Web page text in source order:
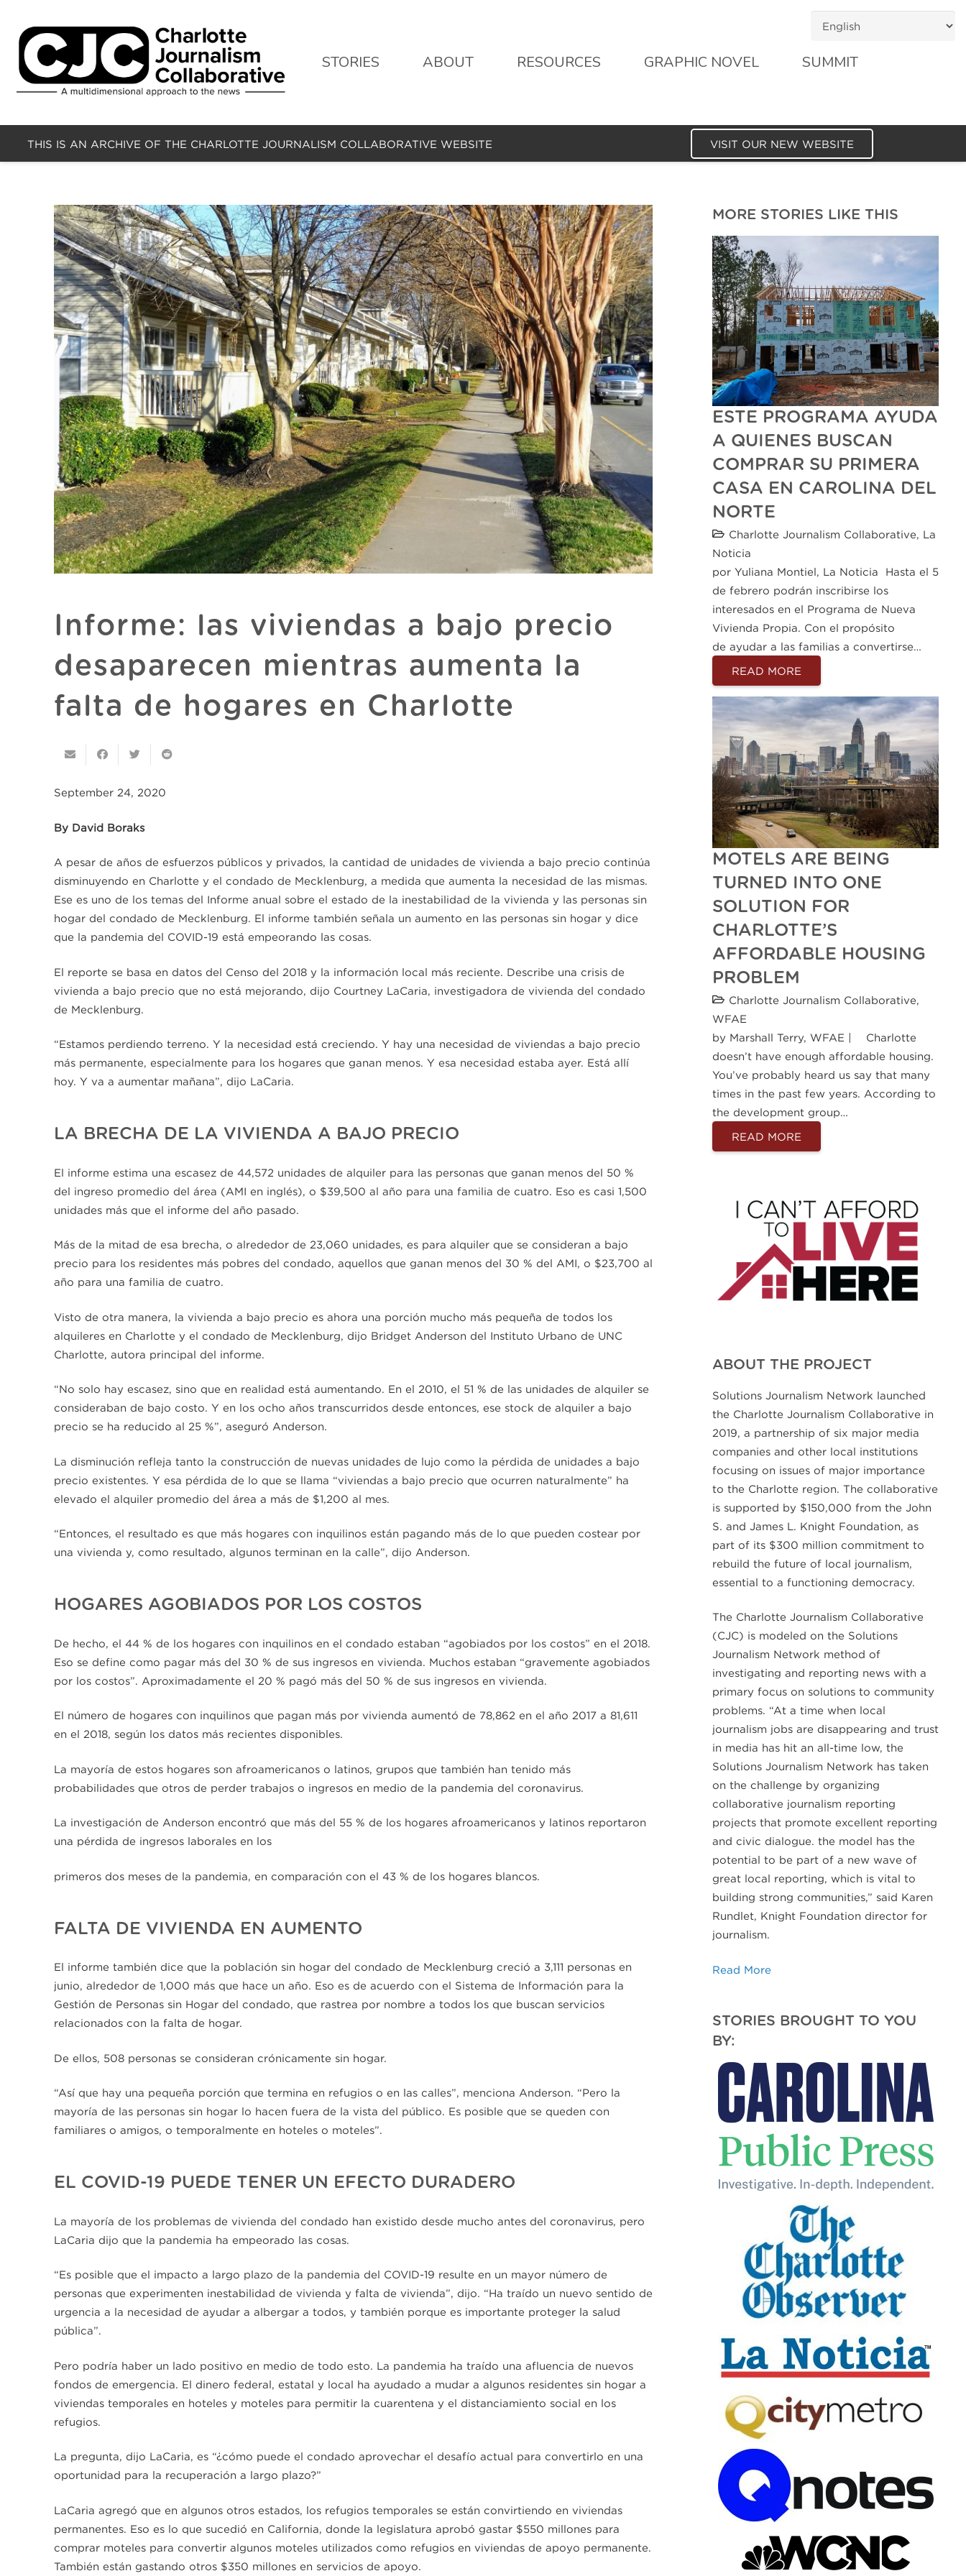
STORIES ABOUT RESOURCES GRAPHIC NOVEL SUMMIT
THIS IS AN ARCHIVE OF THE CHARLOTTE JOURNALISM COLLABORATIVE WEBSITE VISIT OUR NEW WEBSITE
Informe: las viviendas a bajo precio
desaparecen mientras aumenta la
falta de hogares en Charlotte
September 24, 2020
By David Boraks
A pesar de años de esfuerzos públicos y privados, la cantidad de unidades de vivienda a bajo precio continúa
disminuyendo en Charlotte y el condado de Mecklenburg, a medida que aumenta la necesidad de las mismas.
Ese es uno de los temas del Informe anual sobre el estado de la inestabilidad de la vivienda y las personas sin
hogar del condado de Mecklenburg. El informe también señala un aumento en las personas sin hogar y dice
que la pandemia del COVID-19 está empeorando las cosas.
El reporte se basa en datos del Censo del 2018 y la información local más reciente. Describe una crisis de
vivienda a bajo precio que no está mejorando, dijo Courtney LaCaria, investigadora de vivienda del condado
de Mecklenburg.
“Estamos perdiendo terreno. Y la necesidad está creciendo. Y hay una necesidad de viviendas a bajo precio
más permanente, especialmente para los hogares que ganan menos. Y esa necesidad estaba ayer. Está allí
hoy. Y va a aumentar mañana”, dijo LaCaria.
LA BRECHA DE LA VIVIENDA A BAJO PRECIO
El informe estima una escasez de 44,572 unidades de alquiler para las personas que ganan menos del 50 %
del ingreso promedio del área (AMI en inglés), o $39,500 al año para una familia de cuatro. Eso es casi 1,500
unidades más que el informe del año pasado.
Más de la mitad de esa brecha, o alrededor de 23,060 unidades, es para alquiler que se consideran a bajo
precio para los residentes más pobres del condado, aquellos que ganan menos del 30 % del AMI, o $23,700 al
año para una familia de cuatro.
Visto de otra manera, la vivienda a bajo precio es ahora una porción mucho más pequeña de todos los
alquileres en Charlotte y el condado de Mecklenburg, dijo Bridget Anderson del Instituto Urbano de UNC
Charlotte, autora principal del informe.
“No solo hay escasez, sino que en realidad está aumentando. En el 2010, el 51 % de las unidades de alquiler se
consideraban de bajo costo. Y en los ocho años transcurridos desde entonces, ese stock de alquiler a bajo
precio se ha reducido al 25 %”, aseguró Anderson.
La disminución refleja tanto la construcción de nuevas unidades de lujo como la pérdida de unidades a bajo
precio existentes. Y esa pérdida de lo que se llama “viviendas a bajo precio que ocurren naturalmente” ha
elevado el alquiler promedio del área a más de $1,200 al mes.
“Entonces, el resultado es que más hogares con inquilinos están pagando más de lo que pueden costear por
una vivienda y, como resultado, algunos terminan en la calle”, dijo Anderson.
HOGARES AGOBIADOS POR LOS COSTOS
De hecho, el 44 % de los hogares con inquilinos en el condado estaban “agobiados por los costos” en el 2018.
Eso se define como pagar más del 30 % de sus ingresos en vivienda. Muchos estaban “gravemente agobiados
por los costos”. Aproximadamente el 20 % pagó más del 50 % de sus ingresos en vivienda.
El número de hogares con inquilinos que pagan más por vivienda aumentó de 78,862 en el año 2017 a 81,611
en el 2018, según los datos más recientes disponibles.
La mayoría de estos hogares son afroamericanos o latinos, grupos que también han tenido más
probabilidades que otros de perder trabajos o ingresos en medio de la pandemia del coronavirus.
La investigación de Anderson encontró que más del 55 % de los hogares afroamericanos y latinos reportaron
una pérdida de ingresos laborales en los
primeros dos meses de la pandemia, en comparación con el 43 % de los hogares blancos.
FALTA DE VIVIENDA EN AUMENTO
El informe también dice que la población sin hogar del condado de Mecklenburg creció a 3,111 personas en
junio, alrededor de 1,000 más que hace un año. Eso es de acuerdo con el Sistema de Información para la
Gestión de Personas sin Hogar del condado, que rastrea por nombre a todos los que buscan servicios
relacionados con la falta de hogar.
De ellos, 508 personas se consideran crónicamente sin hogar.
“Así que hay una pequeña porción que termina en refugios o en las calles”, menciona Anderson. “Pero la
mayoría de las personas sin hogar lo hacen fuera de la vista del público. Es posible que se queden con
familiares o amigos, o temporalmente en hoteles o moteles”.
EL COVID-19 PUEDE TENER UN EFECTO DURADERO
La mayoría de los problemas de vivienda del condado han existido desde mucho antes del coronavirus, pero
LaCaria dijo que la pandemia ha empeorado las cosas.
“Es posible que el impacto a largo plazo de la pandemia del COVID-19 resulte en un mayor número de
personas que experimenten inestabilidad de vivienda y falta de vivienda”, dijo. “Ha traído un nuevo sentido de
urgencia a la necesidad de ayudar a albergar a todos, y también porque es importante proteger la salud
pública”.
Pero podría haber un lado positivo en medio de todo esto. La pandemia ha traído una afluencia de nuevos
fondos de emergencia. El dinero federal, estatal y local ha ayudado a mudar a algunos residentes sin hogar a
viviendas temporales en hoteles y moteles para permitir la cuarentena y el distanciamiento social en los
refugios.
La pregunta, dijo LaCaria, es “¿cómo puede el condado aprovechar el desafío actual para convertirlo en una
oportunidad para la recuperación a largo plazo?”
LaCaria agregó que en algunos otros estados, los refugios temporales se están convirtiendo en viviendas
permanentes. Eso es lo que sucedió en California, donde la legislatura aprobó gastar $550 millones para
comprar moteles para convertir algunos moteles utilizados como refugios en viviendas de apoyo permanente.
También están gastando otros $350 millones en servicios de apoyo.
MORE STORIES LIKE THIS
ESTE PROGRAMA AYUDA
A QUIENES BUSCAN
COMPRAR SU PRIMERA
CASA EN CAROLINA DEL
NORTE
Charlotte Journalism Collaborative
La
Noticia
por Yuliana Montiel, La Noticia Hasta el 5
de febrero podrán inscribirse los
interesados en el Programa de Nueva
Vivienda Propia. Con el propósito
de ayudar a las familias a convertirse…
READ MORE
MOTELS ARE BEING
TURNED INTO ONE
SOLUTION FOR
CHARLOTTE’S
AFFORDABLE HOUSING
PROBLEM
Charlotte Journalism Collaborative
WFAE
by Marshall Terry, WFAE | Charlotte
doesn’t have enough affordable housing.
You’ve probably heard us say that many
times in the past few years. According to
the development group…
READ MORE
ABOUT THE PROJECT
Solutions Journalism Network launched
the Charlotte Journalism Collaborative in
2019, a partnership of six major media
companies and other local institutions
focusing on issues of major importance
to the Charlotte region. The collaborative
is supported by $150,000 from the John
S. and James L. Knight Foundation, as
part of its $300 million commitment to
rebuild the future of local journalism,
essential to a functioning democracy.
The Charlotte Journalism Collaborative
(CJC) is modeled on the Solutions
Journalism Network method of
investigating and reporting news with a
primary focus on solutions to community
problems. “At a time when local
journalism jobs are disappearing and trust
in media has hit an all-time low, the
Solutions Journalism Network has taken
on the challenge by organizing
collaborative journalism reporting
projects that promote excellent reporting
and civic dialogue. the model has the
potential to be part of a new wave of
great local reporting, which is vital to
building strong communities,” said Karen
Rundlet, Knight Foundation director for
journalism.
Read More
STORIES BROUGHT TO YOU
BY: